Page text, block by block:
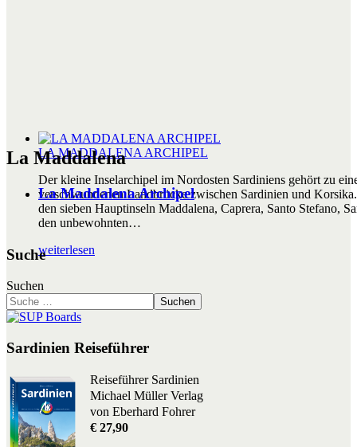
LA MADDALENA ARCHIPEL
Der kleine Inselarchipel im Nordosten Sardiniens gehört zu
verschwundenen Landbrücke zwischen Sardinien und
den sieben Hauptinseln Maddalena, Caprera, Santo Stefano,
den unbewohnten…
weiterlesen
La Maddalena
La Maddalena Archipel
Suche
Suchen
Suchen
Sardinien Reiseführer
Reiseführer Sardinien
Michael Müller Verlag
von Eberhard Fohrer
€ 27,90